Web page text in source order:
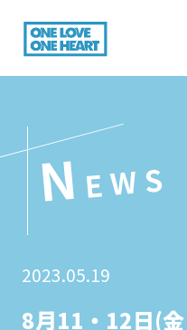
N EWS
2023.05.19
8月11・12日(